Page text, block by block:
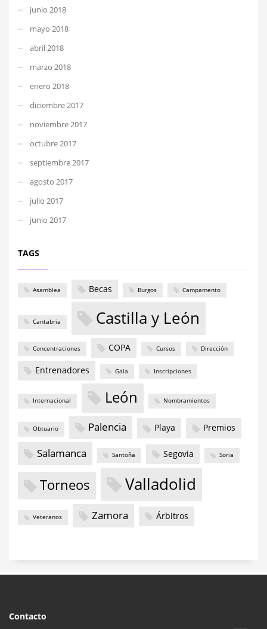
junio 2018
mayo 2018
abril 2018
marzo 2018
enero 2018
diciembre 2017
noviembre 2017
octubre 2017
septiembre 2017
agosto 2017
julio 2017
junio 2017
TAGS
Asamblea Becas Burgos Campamento
Cantabria Castilla y León
Concentraciones COPA Cursos Dirección
Entrenadores Gala Inscripciones
Internacional León Nombramientos
Obtuario Palencia Playa Premios
Salamanca Santoña Segovia Soria
Torneos Valladolid
Veteranos Zamora Árbitros
Contacto